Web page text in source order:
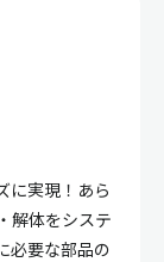
に実現！あら
解体をシステ
必要な部品の